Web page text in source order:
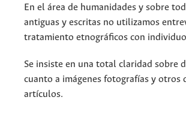
En el área de humanidades y sobre
antiguas y escritas no utilizamos
tratamiento etnográficos con
Se insiste en una total claridad sobre
cuanto a imágenes fotografías y otros
artículos.